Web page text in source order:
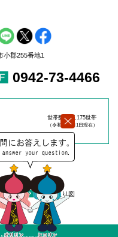
郡255番地1
0942-73-4466
世帯数：27,175世帯
（令和8年8月1日現在）
庁舎見取り図